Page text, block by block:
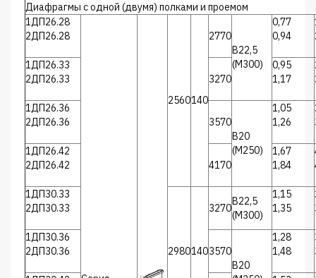
Диафрагмы с одной (двумя) полками и проемом
1ДП26.28
2ДП26.28
2560140
2770
В22,5
(М300)
0,77
0,94
1ДП26.33
2ДП26.33
3270
0,95
1,17
1ДП26.36
2ДП26.36
3570
В20
(М250)
1,05
1,26
1ДП26.42
2ДП26.42
4170
1,67
1,84
1ДП30.33
2ДП30.33
2980140
3270
В22,5
(М300)
1,15
1,35
1ДП30.36
2ДП30.36
3570
В20
1,28
1,48